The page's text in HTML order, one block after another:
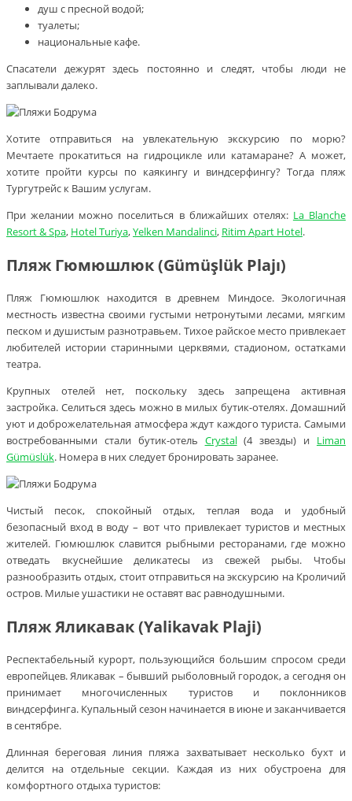
душ с пресной водой;
туалеты;
национальные кафе.
Спасатели дежурят здесь постоянно и следят, чтобы люди не
заплывали далеко.
Хотите отправиться на увлекательную экскурсию по морю?
Мечтаете прокатиться на гидроцикле или катамаране? А может,
хотите пройти курсы по каякингу и виндсерфингу? Тогда пляж
Тургутрейс к Вашим услугам.
При желании можно поселиться в ближайших отелях: La Blanche
Resort & Spa, Hotel Turiya,Yelken Mandalinci, Ritim Apart Hotel.
Пляж Гюмюшлюк (Gümüşlük Plajı)
Пляж Гюмюшлюк находится в древнем Миндосе. Экологичная
местность известна своими густыми нетронутыми лесами, мягким
песком и душистым разнотравьем. Тихое райское место привлекает
любителей истории старинными церквями, стадионом, остатками
театра.
Крупных отелей нет, поскольку здесь запрещена активная
застройка. Селиться здесь можно в милых бутик-отелях. Домашний
уют и доброжелательная атмосфера ждут каждого туриста. Самыми
востребованными стали бутик-отель Crystal(4 звезды) и Liman
Gümüslük. Номера в них следует бронировать заранее.
Чистый песок, спокойный отдых, теплая вода и удобный
безопасный вход в воду – вот что привлекает туристов и местных
жителей. Гюмюшлюк славится рыбными ресторанами, где можно
отведать вкуснейшие деликатесы из свежей рыбы. Чтобы
разнообразить отдых, стоит отправиться на экскурсию на Кроличий
остров. Милые ушастики не оставят вас равнодушными.
Пляж Яликавак (Yalikavak Plaji)
Респектабельный курорт, пользующийся большим спросом среди
европейцев. Яликавак – бывший рыболовный городок, а сегодня он
принимает многочисленных туристов и поклонников
виндсерфинга. Купальный сезон начинается в июне и заканчивается
в сентябре.
Длинная береговая линия пляжа захватывает несколько бухт и
делится на отдельные секции. Каждая из них обустроена для
комфортного отдыха туристов: